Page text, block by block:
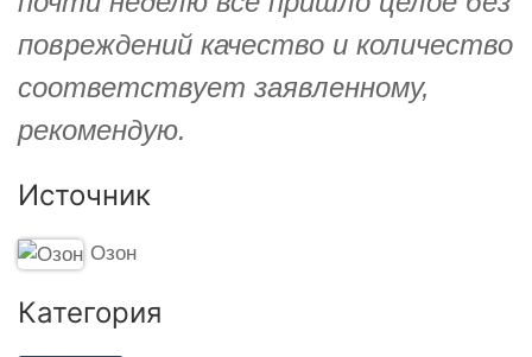
повреждений качество и количество
соответствует заявленному,
рекомендую.
Источник
Озон
Категория